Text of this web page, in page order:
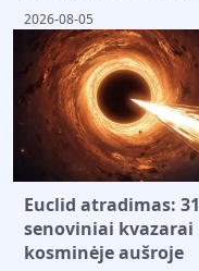
2026-08-05
Euclid atradimas: 31
senoviniai kvazarai
kosminėje aušroje